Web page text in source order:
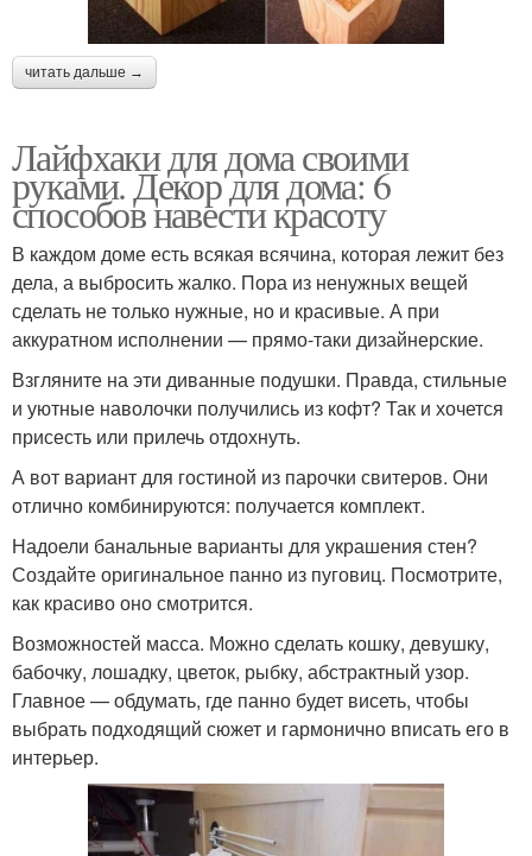
читать дальше →
Лайфхаки для дома своими
руками. Декор для дома: 6
способов навести красоту
В каждом доме есть всякая всячина, которая лежит без
дела, а выбросить жалко. Пора из ненужных вещей
сделать не только нужные, но и красивые. А при
аккуратном исполнении — прямо-таки дизайнерские.
Взгляните на эти диванные подушки. Правда, стильные
и уютные наволочки получились из кофт? Так и хочется
присесть или прилечь отдохнуть.
А вот вариант для гостиной из парочки свитеров. Они
отлично комбинируются: получается комплект.
Надоели банальные варианты для украшения стен?
Создайте оригинальное панно из пуговиц. Посмотрите,
как красиво оно смотрится.
Возможностей масса. Можно сделать кошку, девушку,
бабочку, лошадку, цветок, рыбку, абстрактный узор.
Главное — обдумать, где панно будет висеть, чтобы
выбрать подходящий сюжет и гармонично вписать его в
интерьер.